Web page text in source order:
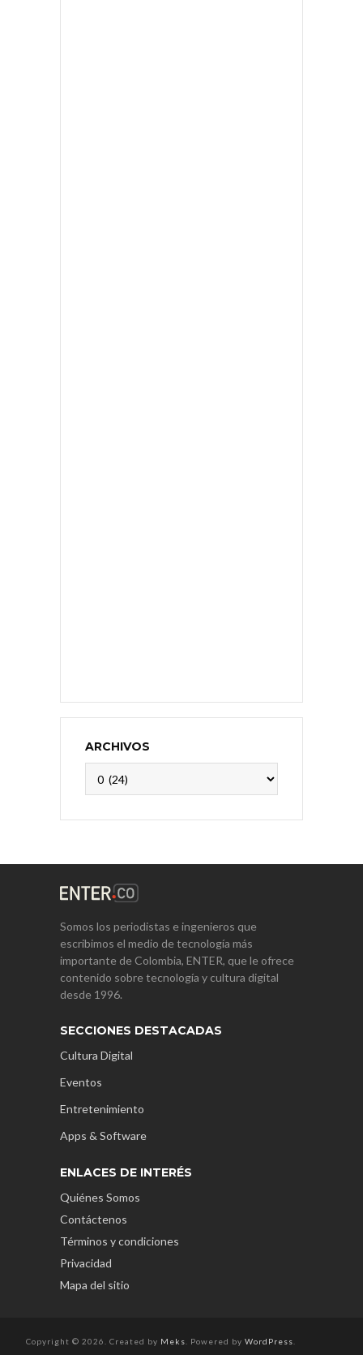
ARCHIVOS
Somos los periodistas e ingenieros que
escribimos el medio de tecnología más
importante de Colombia, ENTER, que le ofrece
contenido sobre tecnología y cultura digital
desde 1996.
SECCIONES DESTACADAS
Cultura Digital
Eventos
Entretenimiento
Apps & Software
ENLACES DE INTERÉS
Quiénes Somos
Contáctenos
Términos y condiciones
Privacidad
Mapa del sitio
Copyright © 2026. Created by Meks . Powered by WordPress